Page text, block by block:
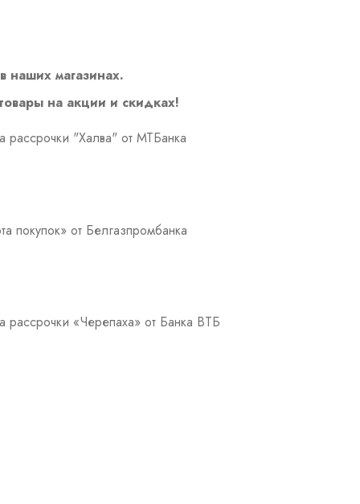
наших магазинах.
на акции и скидках!
рассрочки "Халва" от МТБанка
покупок» от Белгазпромбанка
рассрочки «Черепаха» от Банка ВТБ